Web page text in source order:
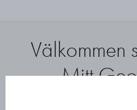
Välkommen
Mitt